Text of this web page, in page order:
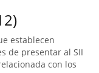
establecen
de presentar al SII
con los